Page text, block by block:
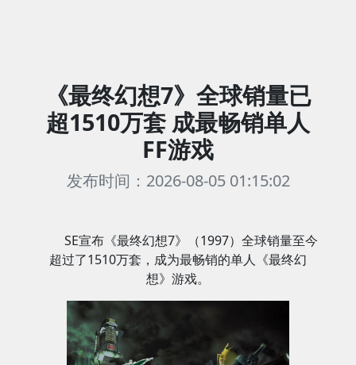
《最终幻想7》全球销量已
超1510万套 成最畅销单人
FF游戏
发布时间：2026-08-05 01:15:02
SE宣布《最终幻想7》（1997）全球销量至今
超过了1510万套，成为最畅销的单人《最终幻
想》游戏。